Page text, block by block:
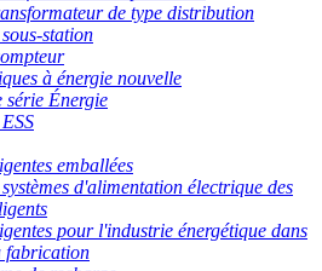
de type distribution
station
à énergie nouvelle
série Énergie
emballées
d'alimentation électrique des
pour l'industrie énergétique dans
fabrication